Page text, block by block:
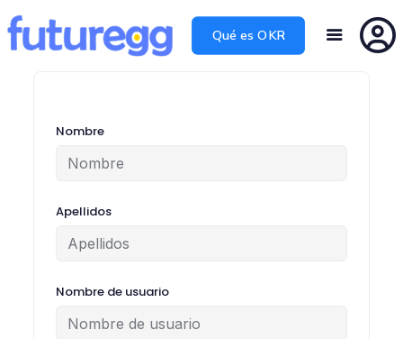
Qué es OKR
Nombre
Apellidos
Nombre de usuario